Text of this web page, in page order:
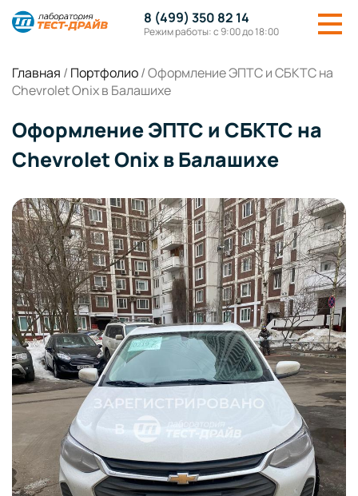
8 (499) 350 82 14
Режим работы: с 9:00 до 18:00
Главная / Портфолио/Оформление ЭПТС и СБКТС на
Chevrolet Onix в Балашихе
Оформление ЭПТС и СБКТС на
Chevrolet Onix в Балашихе